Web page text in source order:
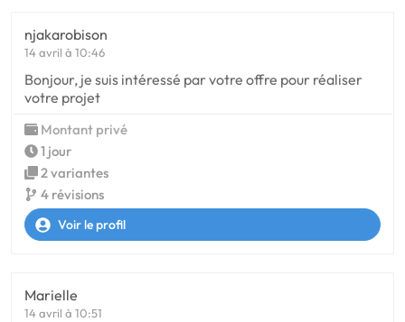
njakarobison
14 avril à 10:46
Bonjour, je suis intéressé par votre offre pour réaliser
votre projet
Montant privé
1 jour
2 variantes
4 révisions
Voir le profil
Marielle
14 avril à 10:51